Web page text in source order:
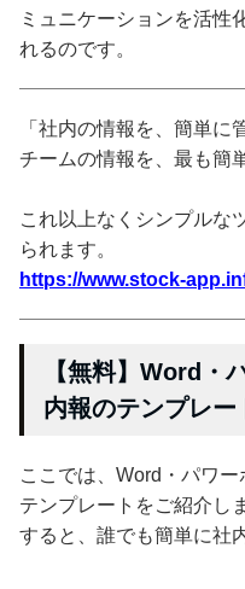
ミュニケーションを活性
れるのです。
「社内の情報を、簡単に
チームの情報を、最も簡
これ以上なくシンプルな
られます。
https://www.stock-
【無料】Word・
内報のテンプレー
ここでは、Word・パワ
テンプレートをご紹介し
すると、誰でも簡単に社